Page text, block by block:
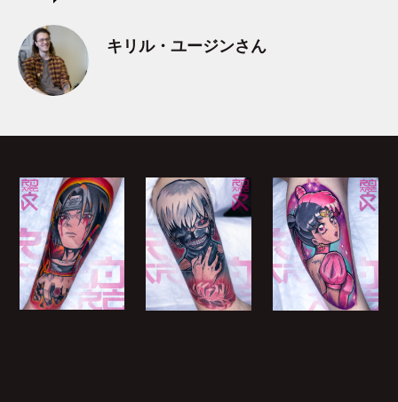
キリル・ユージンさん